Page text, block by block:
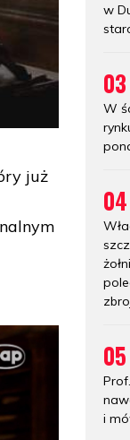
już
w
03
W
04
05
i